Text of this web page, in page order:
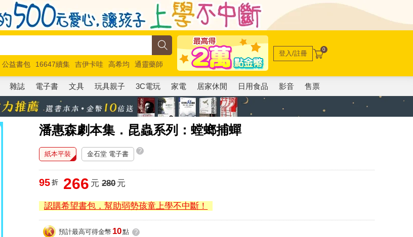
公益書包 16647續集 吉伊卡哇 高希均
通靈藥師
馬斯克 玩具總動員5 超慢跑
登入/註冊 0
雜誌 電子書 文具 玩具親子 3C電玩 家電 居家休閒 日用食品 影音 售票
潘惠森劇本集．昆蟲系列：螳螂捕蟬
紙本平裝 金石堂 電子書 ?
95 折 266 元 280元
認購希望書包，幫助弱勢孩童上學不中斷！
預計最高可得金幣 10點 ?